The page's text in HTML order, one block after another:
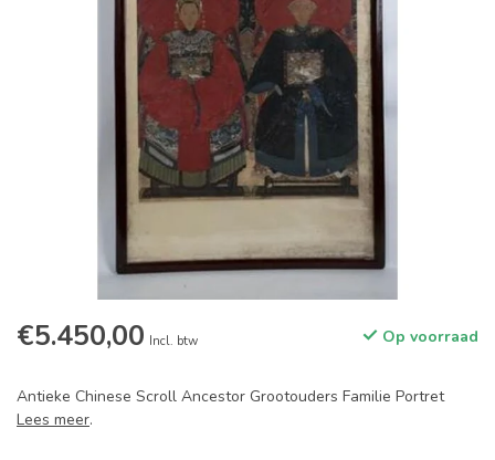
€5.450,00 Incl. btw Op voorraad
Antieke Chinese Scroll Ancestor Grootouders Familie Portret
Lees meer.